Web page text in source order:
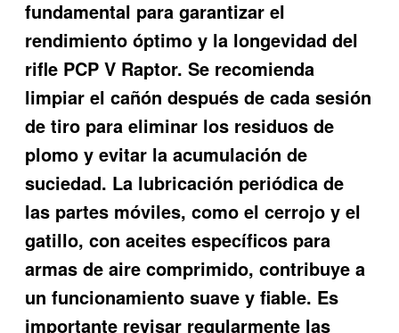
fundamental para garantizar el
rendimiento óptimo y la longevidad del
rifle PCP V Raptor. Se recomienda
limpiar el cañón después de cada sesión
de tiro para eliminar los residuos de
plomo y evitar la acumulación de
suciedad. La lubricación periódica de
las partes móviles, como el cerrojo y el
gatillo, con aceites específicos para
armas de aire comprimido, contribuye a
un funcionamiento suave y fiable. Es
importante revisar regularmente las